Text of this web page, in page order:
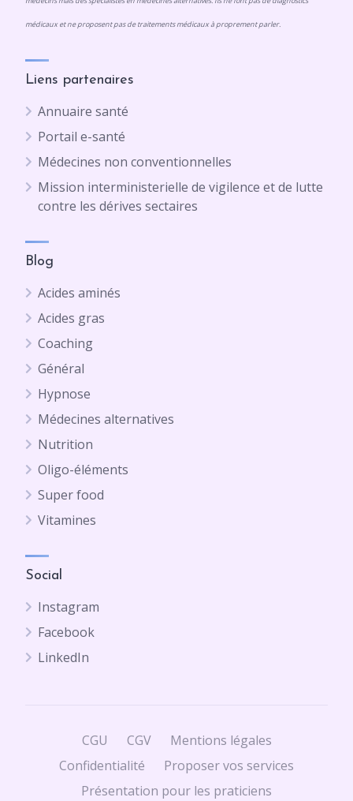
médicaux et ne proposent pas de traitements médicaux à proprement parler.
Liens partenaires
Annuaire santé
Portail e-santé
Médecines non conventionnelles
Mission interministerielle de vigilence et de lutte
contre les dérives sectaires
Blog
Acides aminés
Acides gras
Coaching
Général
Hypnose
Médecines alternatives
Nutrition
Oligo-éléments
Super food
Vitamines
Social
Instagram
Facebook
LinkedIn
CGU CGV
Mentions légales
Confidentialité
Proposer vos services
Présentation pour les praticiens